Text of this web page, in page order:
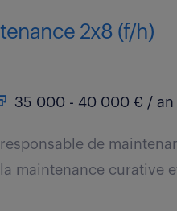
2x8 (f/h)
35 000 - 40 000 € / an
de
maintenance curative